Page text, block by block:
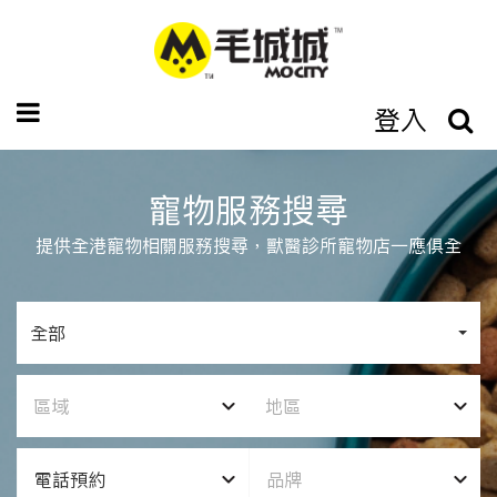
登入
寵物服務搜尋
提供全港寵物相關服務搜尋，獸醫診所寵物店一應俱全
全部
區域 地區
電話預約 品牌